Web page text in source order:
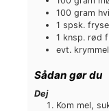
100 gram
1 spsk.
1 knsp. rød
evt. krymmel
Sådan gør du
Dej
Kom mel,